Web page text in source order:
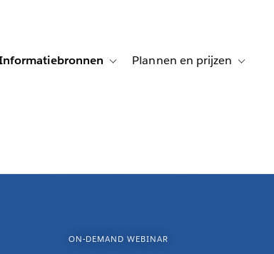
aan het woord
sub-navigation for OplossingenToggle sub-navigation for
Plannen en prijzen Toggle
ON-DEMAND WEBINAR